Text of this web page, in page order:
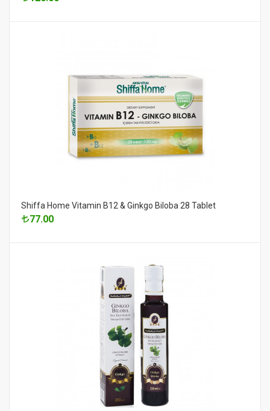
Shiffa Home Vitamin B12 & Ginkgo Biloba 28 Tablet
77.00